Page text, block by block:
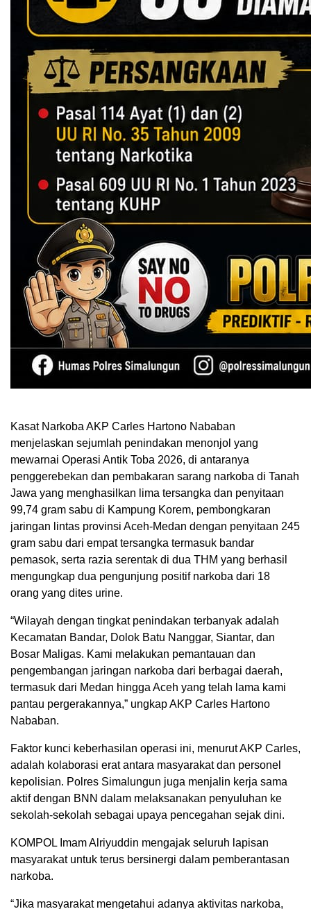
Kasat Narkoba AKP Carles Hartono Nababan
menjelaskan sejumlah penindakan menonjol yang
mewarnai Operasi Antik Toba 2026, di antaranya
penggerebekan dan pembakaran sarang narkoba di Tanah
Jawa yang menghasilkan lima tersangka dan penyitaan
99,74 gram sabu di Kampung Korem, pembongkaran
jaringan lintas provinsi Aceh-Medan dengan penyitaan 245
gram sabu dari empat tersangka termasuk bandar
pemasok, serta razia serentak di dua THM yang berhasil
mengungkap dua pengunjung positif narkoba dari 18
orang yang dites urine.
“Wilayah dengan tingkat penindakan terbanyak adalah
Kecamatan Bandar, Dolok Batu Nanggar, Siantar, dan
Bosar Maligas. Kami melakukan pemantauan dan
pengembangan jaringan narkoba dari berbagai daerah,
termasuk dari Medan hingga Aceh yang telah lama kami
pantau pergerakannya,” ungkap AKP Carles Hartono
Nababan.
Faktor kunci keberhasilan operasi ini, menurut AKP Carles,
adalah kolaborasi erat antara masyarakat dan personel
kepolisian. Polres Simalungun juga menjalin kerja sama
aktif dengan BNN dalam melaksanakan penyuluhan ke
sekolah-sekolah sebagai upaya pencegahan sejak dini.
KOMPOL Imam Alriyuddin mengajak seluruh lapisan
masyarakat untuk terus bersinergi dalam pemberantasan
narkoba.
“Jika masyarakat mengetahui adanya aktivitas narkoba,